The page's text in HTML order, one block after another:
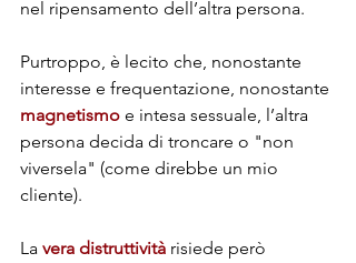
nel ripensamento dell’altra persona.
Purtroppo, è lecito che, nonostante
interesse e frequentazione, nonostante
magnetismo e intesa sessuale, l’altra
persona decida di troncare o "non
viversela" (come direbbe un mio
cliente).
La vera distruttività risiede però